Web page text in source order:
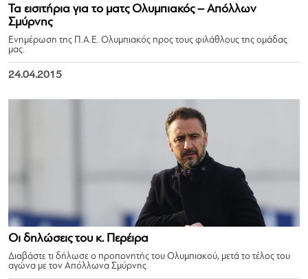
Τα εισιτήρια για το ματς Ολυμπιακός – Aπόλλων
Σμύρνης
Ενημέρωση της Π.Α.Ε. Ολυμπιακός προς τους φιλάθλους της ομάδας
μας.
24.04.2015
Οι δηλώσεις του κ. Περέιρα
Διαβάστε τι δήλωσε ο προπονητής του Ολυμπιακού, μετά το τέλος του
αγώνα με τον Απόλλωνα Σμύρνης.